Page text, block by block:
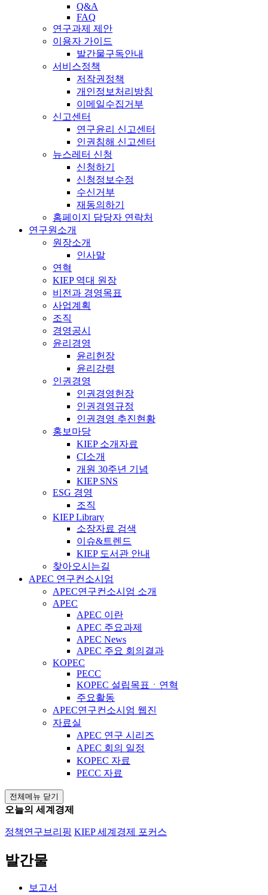
Q&A
FAQ
연구과제 제안
이용자 가이드
발간물구독안내
서비스정책
저작권정책
개인정보처리방침
이메일수집거부
신고센터
연구윤리 신고센터
인권침해 신고센터
뉴스레터 신청
신청하기
신청정보수정
수신거부
재동의하기
홈페이지 담당자 연락처
연구원소개
원장소개
인사말
연혁
KIEP 역대 원장
비전과 경영목표
사업계획
조직
경영공시
윤리경영
윤리헌장
윤리강령
인권경영
인권경영헌장
인권경영규정
인권경영 추진현황
홍보마당
KIEP 소개자료
CI소개
개원 30주년 기념
KIEP SNS
ESG 경영
조직
KIEP Library
소장자료 검색
이슈&트렌드
KIEP 도서관 안내
찾아오시는길
APEC 연구컨소시엄
APEC연구컨소시엄 소개
APEC
APEC 이란
APEC 주요과제
APEC News
APEC 주요 회의결과
KOPEC
PECC
KOPEC 설립목표ㆍ연혁
주요활동
APEC연구컨소시엄 웹진
자료실
APEC 연구 시리즈
APEC 회의 일정
KOPEC 자료
PECC 자료
전체메뉴 닫기
오늘의 세계경제
정책연구브리핑 KIEP 세계경제 포커스
발간물
보고서